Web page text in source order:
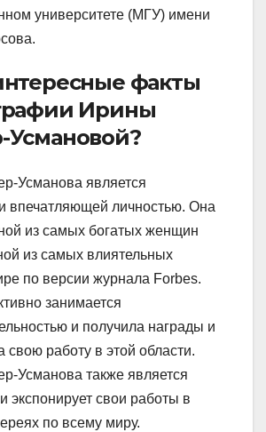
университете (МГУ) имени
факты
Ирины
Усмановой?
Усманова является
впечатляющей личностью. Она
из самых богатых женщин
из самых влиятельных
по версии журнала Forbes.
занимается
и получила награды и
свою работу в этой области.
Усманова также является
экспонирует свои работы в
по всему миру.